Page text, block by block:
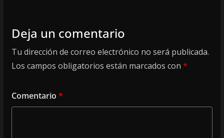
Deja un comentario
Tu dirección de correo electrónico no será publicada.
Los campos obligatorios están marcados con *
Comentario *